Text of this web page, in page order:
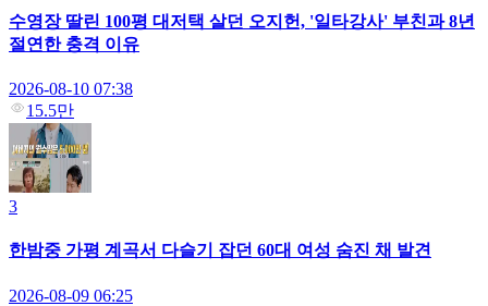
수영장 딸린 100평 대저택 살던 오지헌, '일타강사' 부친과 8년
절연한 충격 이유
2026-08-10 07:38
15.5만
3
한밤중 가평 계곡서 다슬기 잡던 60대 여성 숨진 채 발견
2026-08-09 06:25